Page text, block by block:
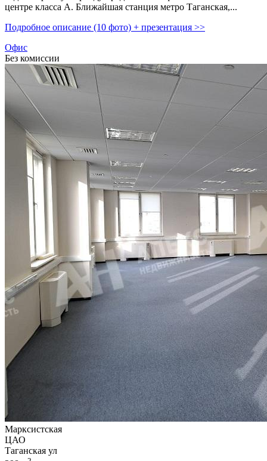
центре класса А. Ближайшая станция метро Таганская,­...
Подробное описание (10 фото) + презентация >>
Офис
Без комиссии
Марксистская
ЦАО
Таганская ул